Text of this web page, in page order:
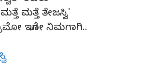
ಮತ್ತೆ ತೇಜಸ್ವಿ'
ಇಗೋ ನಿಮಗಾಗಿ..